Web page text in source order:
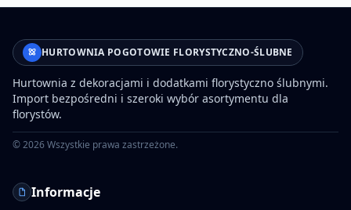
HURTOWNIA POGOTOWIE FLORYSTYCZNO-ŚLUBNE
Hurtownia z dekoracjami i dodatkami florystyczno ślubnymi.
Import bezpośredni i szeroki wybór asortymentu dla
florystów.
©2026Wszystkie prawa zastrzeżone.
Informacje